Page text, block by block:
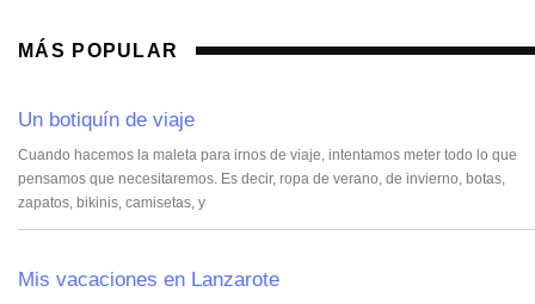
MÁS POPULAR
Un botiquín de viaje
Cuando hacemos la maleta para irnos de viaje, intentamos meter todo lo que
pensamos que necesitaremos. Es decir, ropa de verano, de invierno, botas,
zapatos, bikinis, camisetas, y
Mis vacaciones en Lanzarote